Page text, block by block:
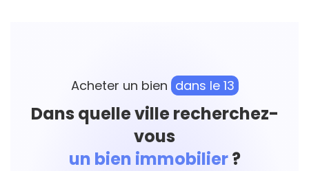
Acheter un bien dans le 13
Dans quelle ville recherchez-
vous
un bien immobilier?